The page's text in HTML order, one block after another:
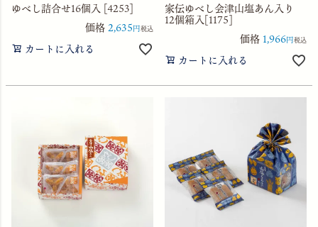
ゆべし詰合せ16個入 [4253]
価格2,635 税込
カートに入れる
家伝ゆべし会津山塩あん入り
12個箱入[1175]
価格 1,966 税込
カートに入れる